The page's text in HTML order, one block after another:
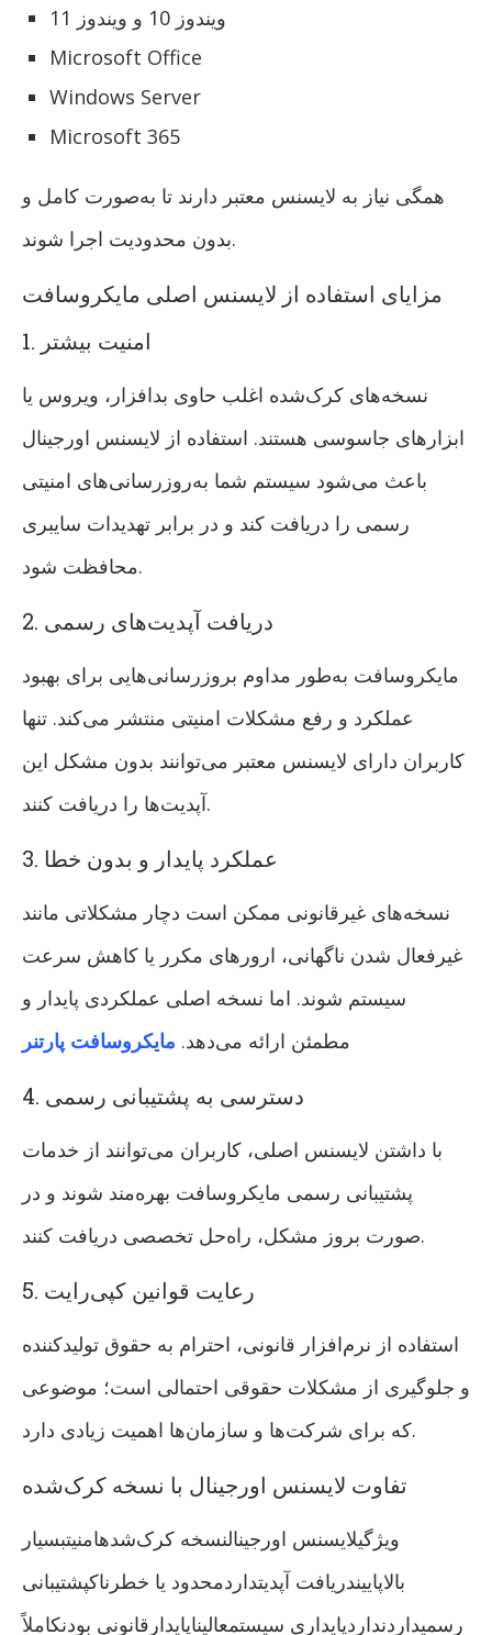
ویندوز 10 و ویندوز 11
Microsoft Office
Windows Server
Microsoft 365
همگی نیاز به لایسنس معتبر دارند تا به‌صورت کامل و
بدون محدودیت اجرا شوند.
مزایای استفاده از لایسنس اصلی مایکروسافت
1. امنیت بیشتر
نسخه‌های کرک‌شده اغلب حاوی بدافزار، ویروس یا
ابزارهای جاسوسی هستند. استفاده از لایسنس اورجینال
باعث می‌شود سیستم شما به‌روزرسانی‌های امنیتی
رسمی را دریافت کند و در برابر تهدیدات سایبری
محافظت شود.
2. دریافت آپدیت‌های رسمی
مایکروسافت به‌طور مداوم بروزرسانی‌هایی برای بهبود
عملکرد و رفع مشکلات امنیتی منتشر می‌کند. تنها
کاربران دارای لایسنس معتبر می‌توانند بدون مشکل این
آپدیت‌ها را دریافت کنند.
3. عملکرد پایدار و بدون خطا
نسخه‌های غیرقانونی ممکن است دچار مشکلاتی مانند
غیرفعال شدن ناگهانی، ارورهای مکرر یا کاهش سرعت
سیستم شوند. اما نسخه اصلی عملکردی پایدار و
مطمئن ارائه می‌دهد. مایکروسافت پارتنر
4. دسترسی به پشتیبانی رسمی
با داشتن لایسنس اصلی، کاربران می‌توانند از خدمات
پشتیبانی رسمی مایکروسافت بهره‌مند شوند و در
صورت بروز مشکل، راه‌حل تخصصی دریافت کنند.
5. رعایت قوانین کپی‌رایت
استفاده از نرم‌افزار قانونی، احترام به حقوق تولیدکننده
و جلوگیری از مشکلات حقوقی احتمالی است؛ موضوعی
که برای شرکت‌ها و سازمان‌ها اهمیت زیادی دارد.
تفاوت لایسنس اورجینال با نسخه کرک‌شده
ویژگیلایسنس اورجینالنسخه کرک‌شدهامنیتبسیار
بالاپاییندریافت آپدیتداردمحدود یا خطرناکپشتیبانی
رسمیداردنداردپایداری سیستمعالیناپایدارقانونی بودنکاملاً